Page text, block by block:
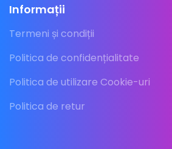
Informații
Termeni și condiții
Politica de confidențialitate
Politica de utilizare Cookie-uri
Politica de retur